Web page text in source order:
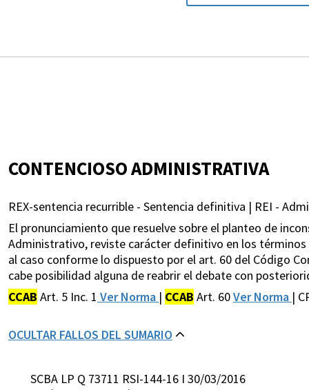
CONTENCIOSO ADMINISTRATIVA
REX-sentencia recurrible - Sentencia definitiva | REI -
El pronunciamiento que resuelve sobre el planteo de
Administrativo, reviste carácter definitivo en los términos
al caso conforme lo dispuesto por el art. 60 del Código
cabe posibilidad alguna de reabrir el debate con
CCAB Art. 5 Inc. 1 Ver Norma | CCAB Art. 60Ver Norma |
OCULTAR FALLOS DEL SUMARIO
SCBA LP Q 73711 RSI-144-16 I 30/03/2016